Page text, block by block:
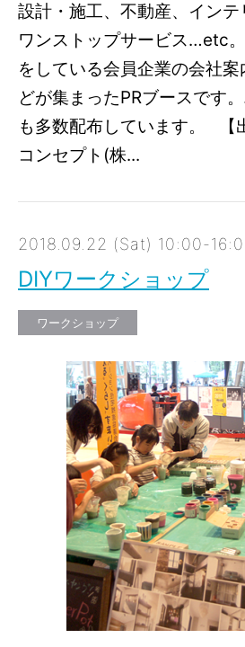
設計・施工、不動産、インテ
ワンストップサービス…etc
をしている会員企業の会社
どが集まったPRブースです
も多数配布しています。 【
コンセプト(株...
2018.09.22 (Sat) 10:00-
DIYワークショップ
ワークショップ